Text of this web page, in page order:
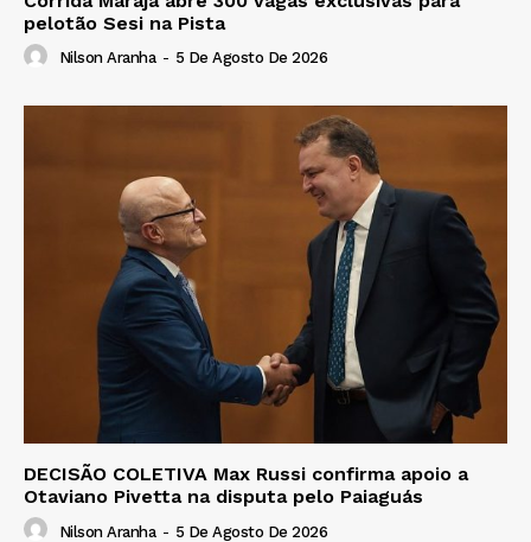
pelotão Sesi na Pista
Nilson Aranha - 5 De Agosto De 2026
DECISÃO COLETIVA Max Russi confirma apoio a
Otaviano Pivetta na disputa pelo Paiaguás
Nilson Aranha - 5 De Agosto De 2026